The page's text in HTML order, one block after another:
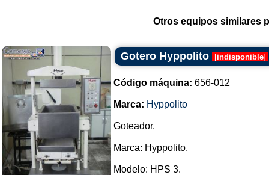
Otros equipos similares
Gotero Hyppolito [indisponible]
Código máquina: 656-012
Marca: Hyppolito
Goteador.
Marca: Hyppolito.
Modelo: HPS 3.